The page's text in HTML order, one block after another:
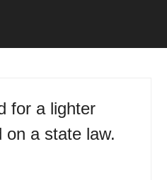
for a lighter
on a state law.